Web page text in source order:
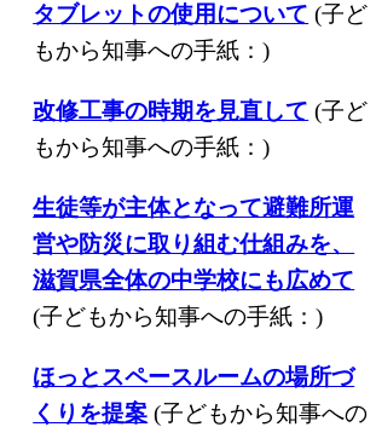
タブレットの使用について (子ど
もから知事への手紙：)
改修工事の時期を見直して (子ど
もから知事への手紙：)
生徒等が主体となって避難所運
営や防災に取り組む仕組みを、
滋賀県全体の中学校にも広めて
(子どもから知事への手紙：)
ほっとスペースルームの場所づ
くりを提案 (子どもから知事への